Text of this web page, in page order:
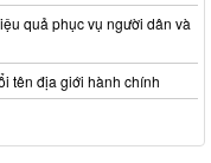
quả phục vụ người dân và
tên địa giới hành chính